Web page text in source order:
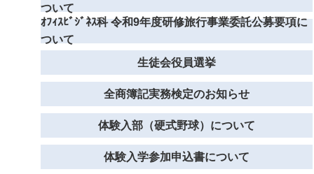
ついて
ｵﾌｨｽﾋﾞｼﾞﾈｽ科 令和9年度研修旅行事業委託公募要項に
ついて
生徒会役員選挙
全商簿記実務検定のお知らせ
体験入部（硬式野球）について
体験入学参加申込書について